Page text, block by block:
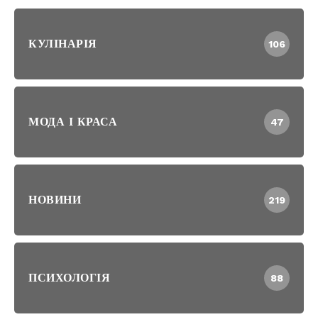
КУЛІНАРІЯ 106
МОДА І КРАСА 47
НОВИНИ 219
ПСИХОЛОГІЯ 88